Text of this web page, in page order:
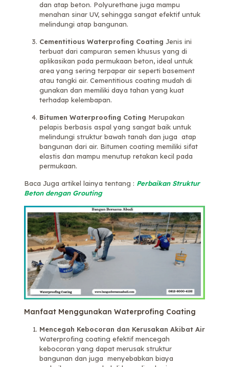
dan atap beton. Polyurethane juga mampu
menahan sinar UV, sehingga sangat efektif untuk
melindungi atap bangunan.
Cementitious Waterprofing Coating Jenis ini
terbuat dari campuran semen khusus yang di
aplikasikan pada permukaan beton, ideal untuk
area yang sering terpapar air seperti basement
atau tangki air. Cementitious coating mudah di
gunakan dan memiliki daya tahan yang kuat
terhadap kelembapan.
Bitumen Waterproofing Coting Merupakan
pelapis berbasis aspal yang sangat baik untuk
melindungi struktur bawah tanah dan juga atap
bangunan dari air. Bitumen coating memiliki sifat
elastis dan mampu menutup retakan kecil pada
permukaan.
Baca Juga artikel lainya tentang : Perbaikan Struktur
Beton dengan Grouting
Manfaat Menggunakan Waterprofing Coating
Mencegah Kebocoran dan Kerusakan Akibat Air
Waterprofing coating efektif mencegah
kebocoran yang dapat merusak struktur
bangunan dan juga menyebabkan biaya